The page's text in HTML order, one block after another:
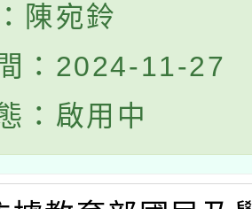
陳宛鈴
：2024-11-27
：啟用中